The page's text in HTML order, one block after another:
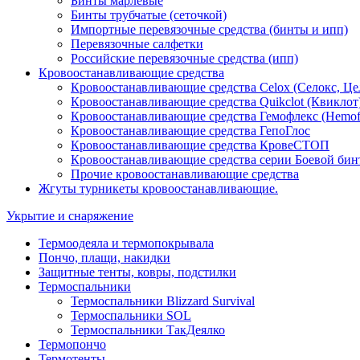
Бинты трубчатые (сеточкой)
Импортные перевязочные средства (бинты и ипп)
Перевязочные салфетки
Российские перевязочные средства (ипп)
Кровоостанавливающие средства
Кровоостанавливающие средства Celox (Селокс,
Кровоостанавливающие средства Quikclot
Кровоостанавливающие средства Гемофлекс
Кровоостанавливающие средства ГепоГлос
Кровоостанавливающие средства КровеСТОП
Кровоостанавливающие средства серии Боевой
Прочие кровоостанавливающие средства
Жгуты турникеты кровоостанавливающие.
Укрытие и снаряжение
Термоодеяла и термопокрывала
Пончо, плащи, накидки
Защитные тенты, ковры, подстилки
Термоспальники
Термоспальники Blizzard Survival
Термоспальники SOL
Термоспальники ТакДеялко
Термопончо